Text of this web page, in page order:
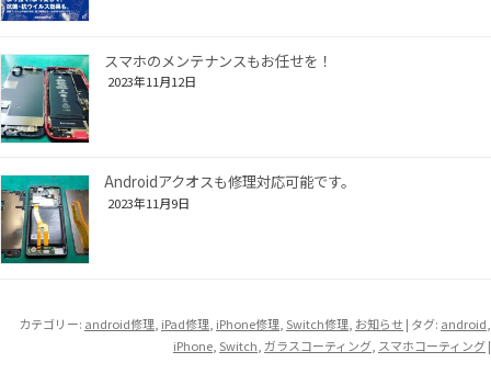
スマホのメンテナンスもお任せを！
2023年11月12日
Androidアクオスも修理対応可能です。
2023年11月9日
カテゴリー: android修理 iPad修理 iPhone修理 Switch修理 お知らせ | タグ: android
iPhone Switch ガラスコーティング スマホコーティング|